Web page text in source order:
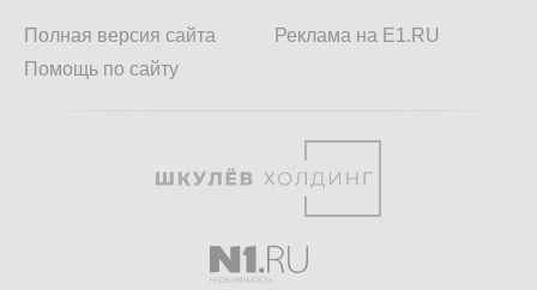
Полная версия сайта
Помощь по сайту
Реклама на E1.RU